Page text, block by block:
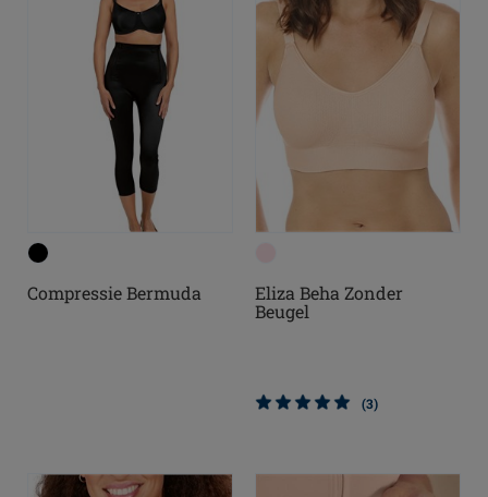
Compressie Bermuda
Eliza Beha Zonder
Beugel
(3)